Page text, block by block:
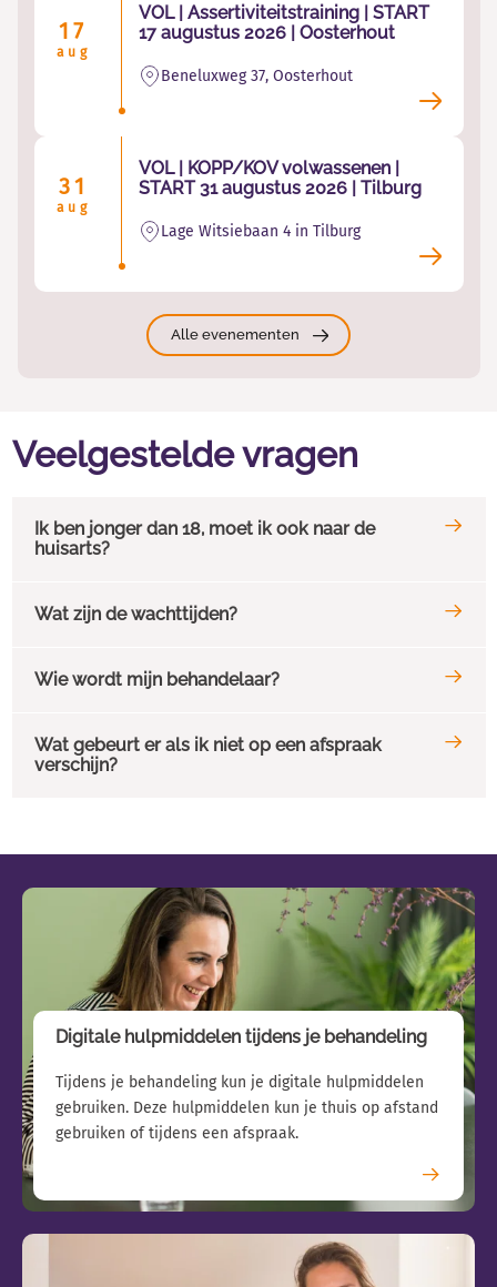
17
aug
VOL | Assertiviteitstraining | START
17 augustus 2026 | Oosterhout
Beneluxweg 37, Oosterhout
31
aug
VOL | KOPP/KOV volwassenen |
START 31 augustus 2026 | Tilburg
Lage Witsiebaan 4 in Tilburg
Alle evenementen
Veelgestelde vragen
Ik ben jonger dan 18, moet ik ook naar de
huisarts?
Ben je jonger dan 18 jaar, of denk je dat een jongere
Wat zijn de wachttijden?
We begrijpen dat je snel geholpen wilt worden. Door zo
Wie wordt mijn behandelaar?
Tijdens je behandeling krijg je vaak met verschillende
Klinisch psycholoog
Verpleegkundig specialist
Psychotherapeut
GZ-psycholoog
Verslavingsarts (KNMG)
Klinisch neuropsycholoog
Specialist ouderengeneeskunde/klinisch geriater
Wat gebeurt er als ik niet op een afspraak
verschijn?
Gerelateerde pagina's
Digitale hulpmiddelen tijdens je behandeling
Tijdens je behandeling kun je digitale hulpmiddelen
gebruiken. Deze hulpmiddelen kun je thuis op afstand
gebruiken of tijdens een afspraak.